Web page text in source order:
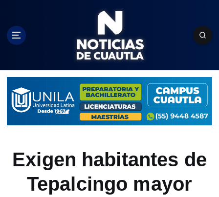
c
Exigen habitantes de
Tepalcingo mayor